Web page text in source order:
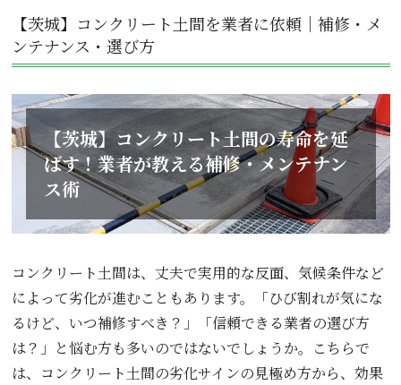
【茨城】コンクリート土間を業者に依頼｜補修・メ
ンテナンス・選び方
【茨城】コンクリート土間の寿命を延
ばす！業者が教える補修・メンテナン
ス術
コンクリート土間は、丈夫で実用的な反面、気候条件など
によって劣化が進むこともあります。「ひび割れが気にな
るけど、いつ補修すべき？」「信頼できる業者の選び方
は？」と悩む方も多いのではないでしょうか。こちらで
は、コンクリート土間の劣化サインの見極め方から、効果